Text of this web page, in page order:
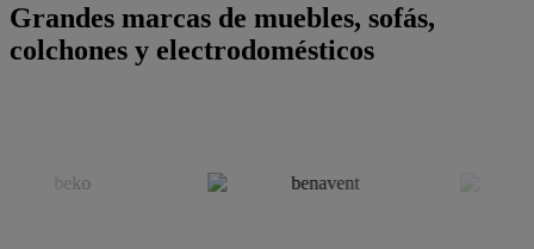
Grandes marcas de muebles, sofás,
colchones y electrodomésticos